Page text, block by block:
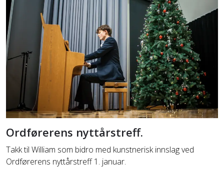
Ordførerens nyttårstreff.
Takk til William som bidro med kunstnerisk innslag ved
Ordførerens nyttårstreff 1. januar.